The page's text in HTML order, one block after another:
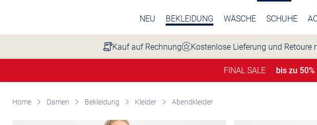
NEU BEKLEIDUNG WÄSCHE SCHUHE
Kauf auf Rechnung Kostenlose Lieferung und Retoure
FINAL SALE bis zu
Home Damen Bekleidung Kleider Abendkleider